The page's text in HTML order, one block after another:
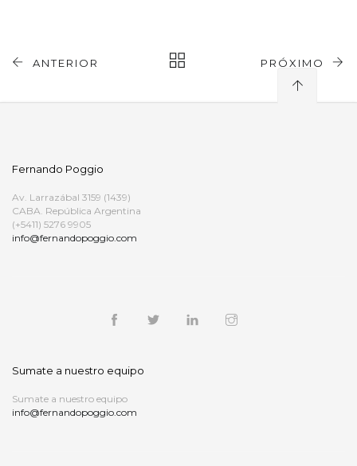
ANTERIOR PRÓXIMO
Fernando Poggio
Av. Larrazábal 3159 (1439)
CABA. República Argentina
(+5411) 5276 9905
info@fernandopoggio.com
Sumate a nuestro equipo
Sumate a nuestro equipo
info@fernandopoggio.com